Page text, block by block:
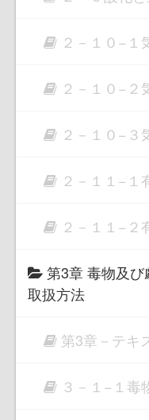
２－１０−１
２－１０−２
２－１０−３
２－１１−１
２－１１−２
第3章 毒物及
取扱方法
第3章－テキ
３－１−１毒